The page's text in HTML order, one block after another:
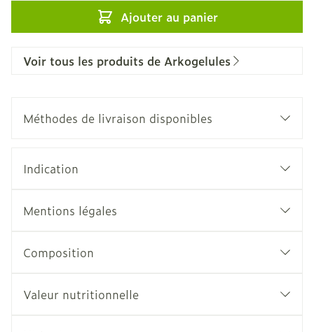
Ajouter au panier
Voir tous les produits de Arkogelules
Méthodes de livraison disponibles
Indication
Mentions légales
Composition
Valeur nutritionnelle